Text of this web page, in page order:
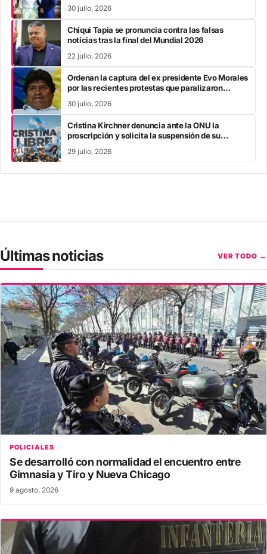
30 julio, 2026
Chiqui Tapia se pronuncia contra las falsas
noticias tras la final del Mundial 2026
22 julio, 2026
Ordenan la captura del ex presidente Evo Morales
por las recientes protestas que paralizaron
30 julio, 2026
Cristina Kirchner denuncia ante la ONU la
proscripción y solicita la suspensión de su
29 julio, 2026
Últimas noticias VER TODO →
POLICIALES
Se desarrolló con normalidad el encuentro entre
Gimnasia y Tiro y Nueva Chicago
9 agosto, 2026